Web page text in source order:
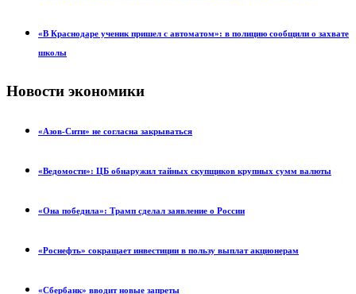
«В Краснодаре ученик пришел с автоматом»: в полицию сообщили о захвате
школы
Новости экономики
«Азов-Сити» не согласна закрываться
«Ведомости»: ЦБ обнаружил тайных скупщиков крупных сумм валюты
«Она победила»: Трамп сделал заявление о России
«Роснефть» сокращает инвестиции в пользу выплат акционерам
«Сбербанк» вводит новые запреты